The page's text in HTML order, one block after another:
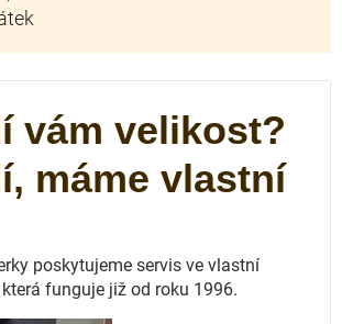
vám velikost?
máme vlastní
poskytujeme servis ve vlastní
funguje již od roku 1996.